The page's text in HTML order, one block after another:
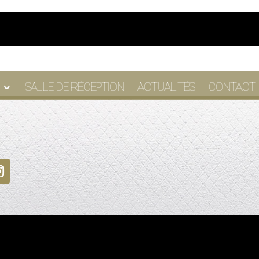
SALLE DE RÉCEPTION ACTUALITÉS CONTACT